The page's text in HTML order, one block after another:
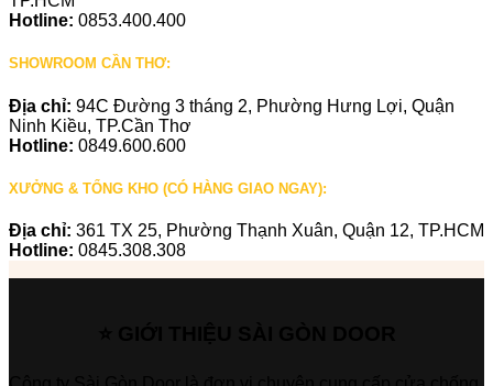
Hotline: 0853.400.400
SHOWROOM CẦN THƠ:
Địa chỉ: 94C Đường 3 tháng 2, Phường Hưng Lợi, Quận
Ninh Kiều, TP.Cần Thơ
Hotline: 0849.600.600
XƯỞNG & TỔNG KHO (CÓ HÀNG GIAO NGAY):
Địa chỉ: 361 TX 25, Phường Thạnh Xuân, Quận 12, TP.HCM
Hotline: 0845.308.308